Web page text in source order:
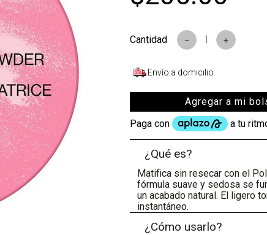
＋
－
Envío a domicilio
Agregar a mi
¿Qué es?
Matifica sin resecar con el
fórmula suave y sedosa se
un acabado natural. El ligero
instantáneo.
¿Cómo usarlo?